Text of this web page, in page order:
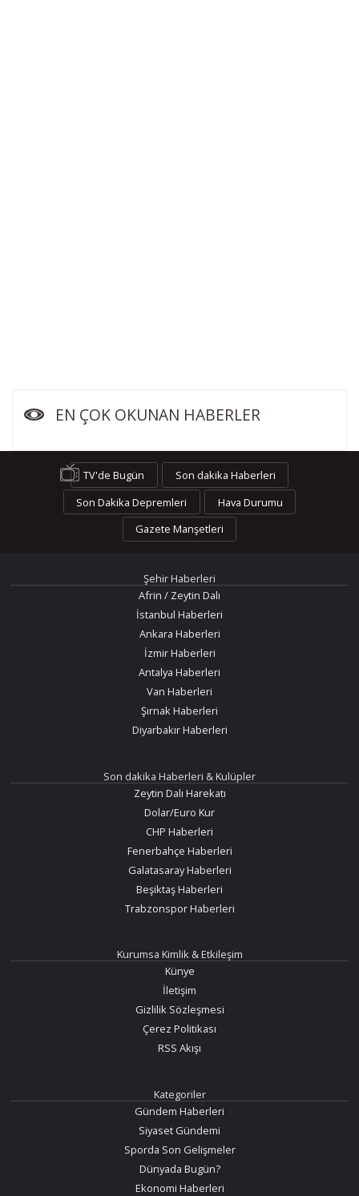
EN ÇOK OKUNAN HABERLER
TV'de Bugün
Son dakika Haberleri
Son Dakika Depremleri
Hava Durumu
Gazete Manşetleri
Şehir Haberleri
Afrin / Zeytin Dalı
İstanbul Haberleri
Ankara Haberleri
İzmir Haberleri
Antalya Haberleri
Van Haberleri
Şırnak Haberleri
Diyarbakır Haberleri
Son dakika Haberleri & Kulüpler
Zeytin Dalı Harekatı
Dolar/Euro Kur
CHP Haberleri
Fenerbahçe Haberleri
Galatasaray Haberleri
Beşiktaş Haberleri
Trabzonspor Haberleri
Kurumsa Kimlik & Etkileşim
Künye
İletişim
Gizlilik Sözleşmesi
Çerez Politikası
RSS Akışı
Kategoriler
Gündem Haberleri
Siyaset Gündemi
Sporda Son Gelişmeler
Dünyada Bugün?
Ekonomi Haberleri